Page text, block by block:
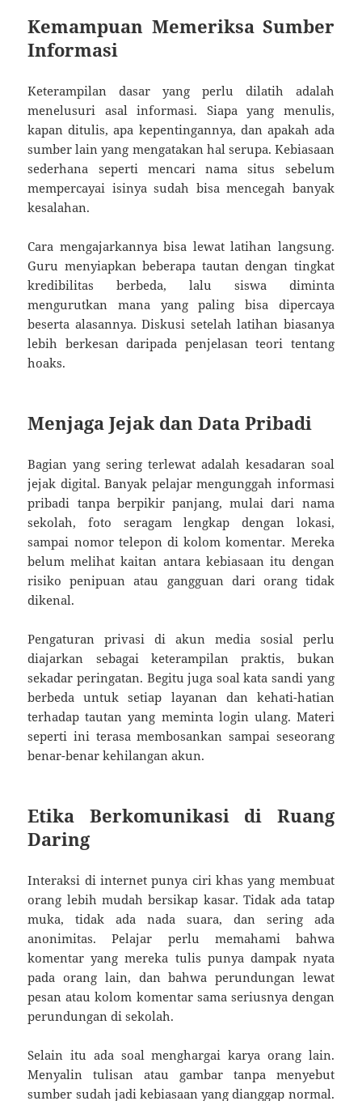
Kemampuan Memeriksa Sumber
Informasi
Keterampilan dasar yang perlu dilatih adalah
menelusuri asal informasi. Siapa yang menulis,
kapan ditulis, apa kepentingannya, dan apakah ada
sumber lain yang mengatakan hal serupa. Kebiasaan
sederhana seperti mencari nama situs sebelum
mempercayai isinya sudah bisa mencegah banyak
kesalahan.
Cara mengajarkannya bisa lewat latihan langsung.
Guru menyiapkan beberapa tautan dengan tingkat
kredibilitas berbeda, lalu siswa diminta
mengurutkan mana yang paling bisa dipercaya
beserta alasannya. Diskusi setelah latihan biasanya
lebih berkesan daripada penjelasan teori tentang
hoaks.
Menjaga Jejak dan Data Pribadi
Bagian yang sering terlewat adalah kesadaran soal
jejak digital. Banyak pelajar mengunggah informasi
pribadi tanpa berpikir panjang, mulai dari nama
sekolah, foto seragam lengkap dengan lokasi,
sampai nomor telepon di kolom komentar. Mereka
belum melihat kaitan antara kebiasaan itu dengan
risiko penipuan atau gangguan dari orang tidak
dikenal.
Pengaturan privasi di akun media sosial perlu
diajarkan sebagai keterampilan praktis, bukan
sekadar peringatan. Begitu juga soal kata sandi yang
berbeda untuk setiap layanan dan kehati-hatian
terhadap tautan yang meminta login ulang. Materi
seperti ini terasa membosankan sampai seseorang
benar-benar kehilangan akun.
Etika Berkomunikasi di Ruang
Daring
Interaksi di internet punya ciri khas yang membuat
orang lebih mudah bersikap kasar. Tidak ada tatap
muka, tidak ada nada suara, dan sering ada
anonimitas. Pelajar perlu memahami bahwa
komentar yang mereka tulis punya dampak nyata
pada orang lain, dan bahwa perundungan lewat
pesan atau kolom komentar sama seriusnya dengan
perundungan di sekolah.
Selain itu ada soal menghargai karya orang lain.
Menyalin tulisan atau gambar tanpa menyebut
sumber sudah jadi kebiasaan yang dianggap normal.